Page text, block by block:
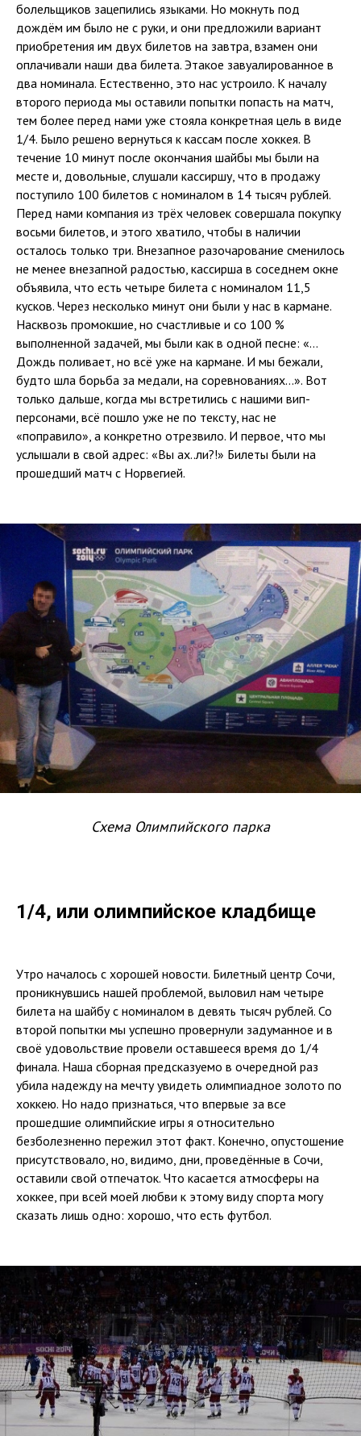
болельщиков зацепились языками. Но мокнуть под
дождём им было не с руки, и они предложили вариант
приобретения им двух билетов на завтра, взамен они
оплачивали наши два билета. Этакое завуалированное в
два номинала. Естественно, это нас устроило. К началу
второго периода мы оставили попытки попасть на матч,
тем более перед нами уже стояла конкретная цель в виде
1/4. Было решено вернуться к кассам после хоккея. В
течение 10 минут после окончания шайбы мы были на
месте и, довольные, слушали кассиршу, что в продажу
поступило 100 билетов с номиналом в 14 тысяч рублей.
Перед нами компания из трёх человек совершала покупку
восьми билетов, и этого хватило, чтобы в наличии
осталось только три. Внезапное разочарование сменилось
не менее внезапной радостью, кассирша в соседнем окне
объявила, что есть четыре билета с номиналом 11,5
кусков. Через несколько минут они были у нас в кармане.
Насквозь промокшие, но счастливые и со 100 %
выполненной задачей, мы были как в одной песне: «…
Дождь поливает, но всё уже на кармане. И мы бежали,
будто шла борьба за медали, на соревнованиях…». Вот
только дальше, когда мы встретились с нашими вип-
персонами, всё пошло уже не по тексту, нас не
«поправило», а конкретно отрезвило. И первое, что мы
услышали в свой адрес: «Вы ах..ли?!» Билеты были на
прошедший матч с Норвегией.
Схема Олимпийского парка
1/4, или олимпийское кладбище
Утро началось с хорошей новости. Билетный центр Сочи,
проникнувшись нашей проблемой, выловил нам четыре
билета на шайбу с номиналом в девять тысяч рублей. Со
второй попытки мы успешно провернули задуманное и в
своё удовольствие провели оставшееся время до 1/4
финала. Наша сборная предсказуемо в очередной раз
убила надежду на мечту увидеть олимпиадное золото по
хоккею. Но надо признаться, что впервые за все
прошедшие олимпийские игры я относительно
безболезненно пережил этот факт. Конечно, опустошение
присутствовало, но, видимо, дни, проведённые в Сочи,
оставили свой отпечаток. Что касается атмосферы на
хоккее, при всей моей любви к этому виду спорта могу
сказать лишь одно: хорошо, что есть футбол.